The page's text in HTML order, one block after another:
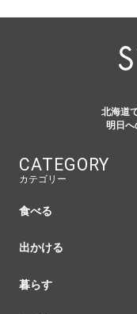
北海道
明日へ
CATEGORY
カテゴリー
食べる
出かける
暮らす